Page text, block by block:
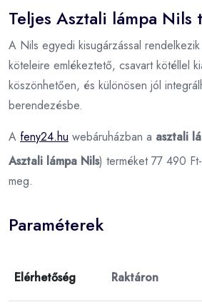
Teljes Asztali lámpa Nils
A Nils egyedi kisugárzással
köteleire emlékeztető, csavart kötéllel
köszönhetően, és különösen jól
berendezésbe.
A feny24.hu webáruházban a asztali
Asztali lámpa Nils) terméket 77 490
meg.
Paraméterek
Elérhetőség Raktáron